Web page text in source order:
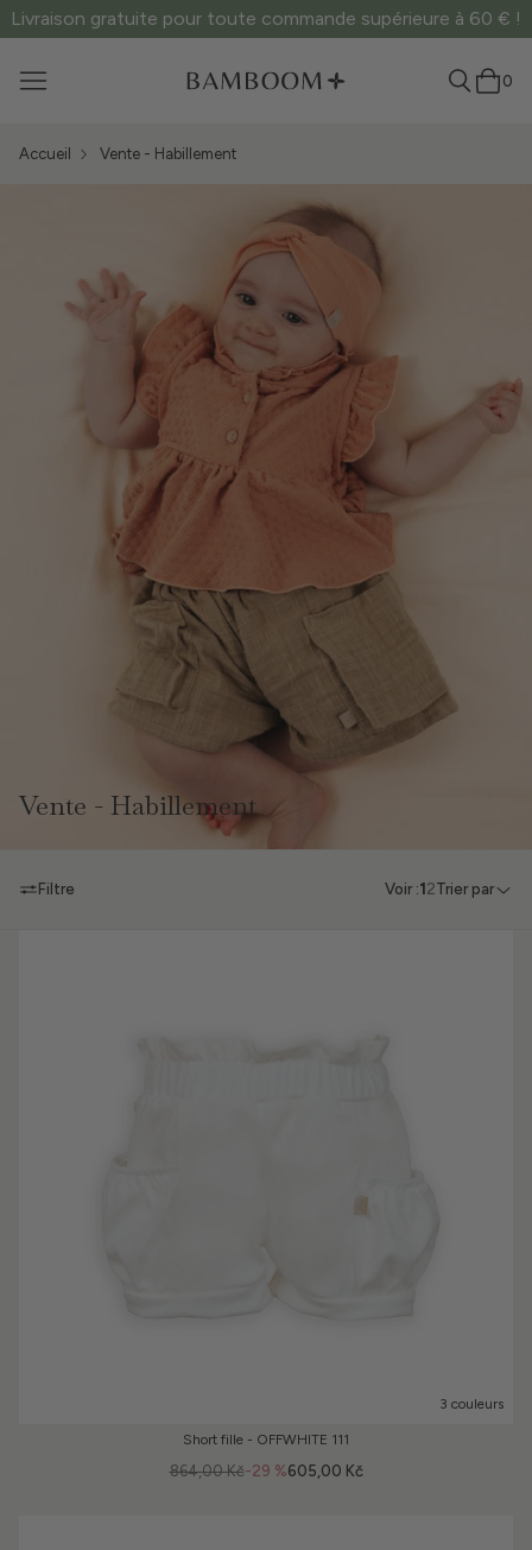
Livraison gratuite pour toute commande supérieure à 60 € !
0
Accueil Vente - Habillement
Vente - Habillement
Filtre Voir :1 2Trier par
3 couleurs
Short fille - OFFWHITE 111
-29 %
864,00 Kč 605,00 Kč